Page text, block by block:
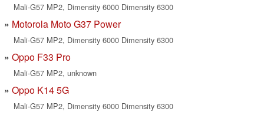
Mali-G57 MP2, Dimensity 6000 Dimensity 6300
Motorola Moto G37 Power
Mali-G57 MP2, Dimensity 6000 Dimensity 6300
Oppo F33 Pro
Mali-G57 MP2, unknown
Oppo K14 5G
Mali-G57 MP2, Dimensity 6000 Dimensity 6300